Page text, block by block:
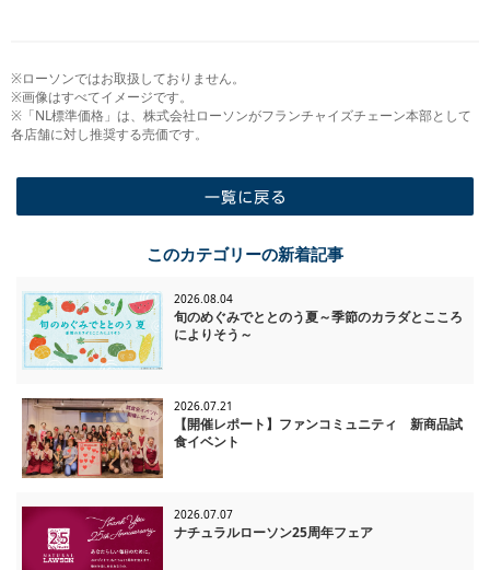
※ローソンではお取扱しておりません。
※画像はすべてイメージです。
※「NL標準価格」は、株式会社ローソンがフランチャイズチェーン本部として
各店舗に対し推奨する売価です。
このカテゴリーの新着記事
2026.08.04
旬のめぐみでととのう夏～季節のカラダとこころ
によりそう～
2026.07.21
【開催レポート】ファンコミュニティ 新商品試
食イベント
2026.07.07
ナチュラルローソン25周年フェア